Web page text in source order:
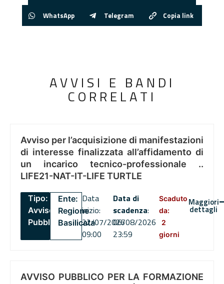
WhatsApp Telegram Copia link
AVVISI E BANDI
CORRELATI
Avviso per l’acquisizione di manifestazioni
di interesse finalizzata all’affidamento di
un incarico tecnico-professionale ..
LIFE21-NAT-IT-LIFE TURTLE
Tipo:
Avviso
Pubblico
Ente:
Regione
Basilicata
Data
inizio:
22/07/2026
09:00
Data di
scadenza:
06/08/2026
23:59
Scaduto
da:
2
giorni
Maggiori
dettagli
AVVISO PUBBLICO PER LA FORMAZIONE